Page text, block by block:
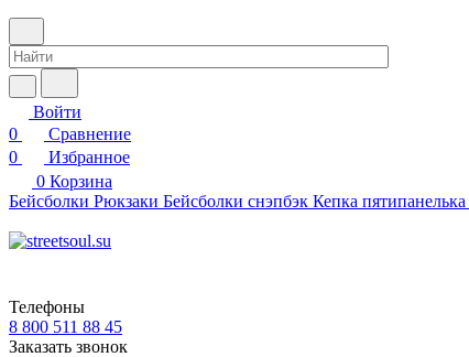
Войти
0
Сравнение
0
Избранное
0 Корзина
Бейсболки Рюкзаки Бейсболки снэпбэк Кепка пятипанелька
Телефоны
8 800 511 88 45
Заказать звонок